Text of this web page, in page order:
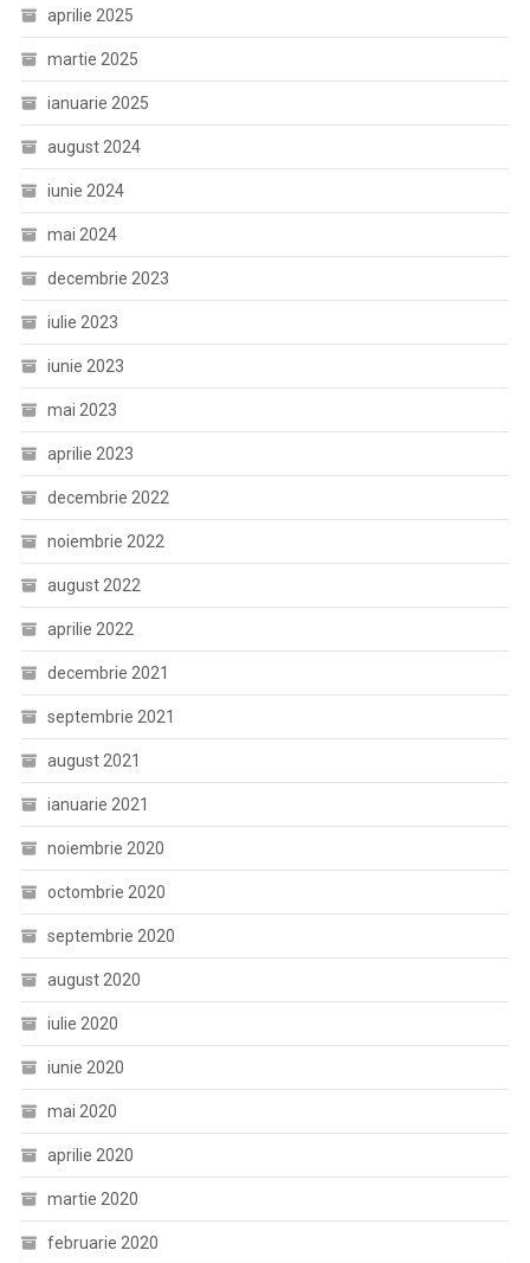
aprilie 2025
martie 2025
ianuarie 2025
august 2024
iunie 2024
mai 2024
decembrie 2023
iulie 2023
iunie 2023
mai 2023
aprilie 2023
decembrie 2022
noiembrie 2022
august 2022
aprilie 2022
decembrie 2021
septembrie 2021
august 2021
ianuarie 2021
noiembrie 2020
octombrie 2020
septembrie 2020
august 2020
iulie 2020
iunie 2020
mai 2020
aprilie 2020
martie 2020
februarie 2020